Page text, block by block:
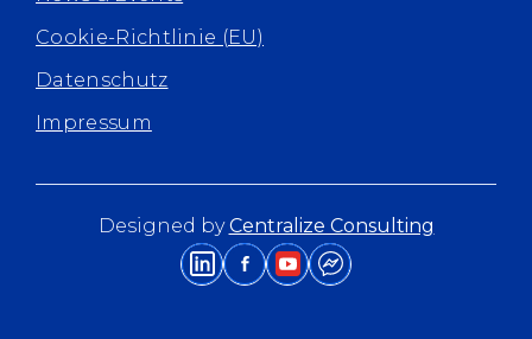
Cookie-Richtlinie (EU)
Datenschutz
Impressum
Designed byCentralize Consulting